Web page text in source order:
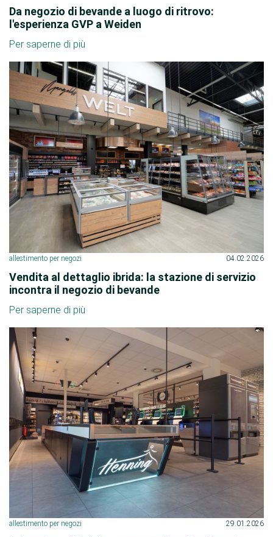
Da negozio di bevande a luogo di ritrovo:
l'esperienza GVP a Weiden
Per saperne di più
allestimento per negozi 04.02.2026
Vendita al dettaglio ibrida: la stazione di servizio
incontra il negozio di bevande
Per saperne di più
allestimento per negozi 29.01.2026